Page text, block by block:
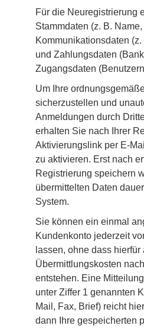
Für die Neuregistrierung
Stammdaten (z. B.
Kommunikationsdaten
und Zahlungsdaten
Zugangsdaten
Um Ihre
sicherzustellen und
Anmeldungen durch
erhalten Sie nach Ihrer
Aktivierungslink per E-
zu aktivieren. Erst nach
Registrierung speichern
übermittelten Daten
System.
Sie können ein einmal
Kundenkonto jederzeit
lassen, ohne dass
Übermittlungskosten
entstehen. Eine
unter Ziffer 1 genannten
Mail, Fax, Brief) reicht
dann Ihre gespeicherten